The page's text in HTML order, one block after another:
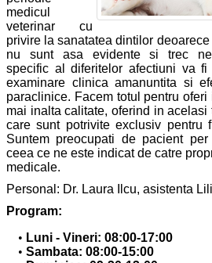
medicul
veterinar cu
privire la sanatatea dintilor
nu sunt asa evidente si trec
specific al diferitelor afectiuni va
examinare clinica amanuntita si
paraclinice. Facem totul pentru
mai inalta calitate, oferind in
care sunt potrivite exclusiv pentru
Suntem preocupati de pacient
ceea ce ne este indicat de catre
medicale.
Personal: Dr. Laura Ilcu, asistenta
Program:
Luni - Vineri: 08:00-17:00
Sambata: 08:00-15:00